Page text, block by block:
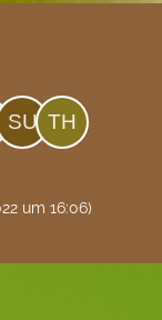
um 16:06)